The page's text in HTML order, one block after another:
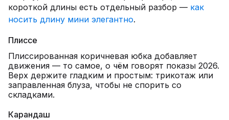
короткой длины есть отдельный разбор — как
носить длину мини элегантно.
Плиссе
Плиссированная коричневая юбка добавляет
движения — то самое, о чём говорят показы 2026.
Верх держите гладким и простым: трикотаж или
заправленная блуза, чтобы не спорить со
складками.
Карандаш